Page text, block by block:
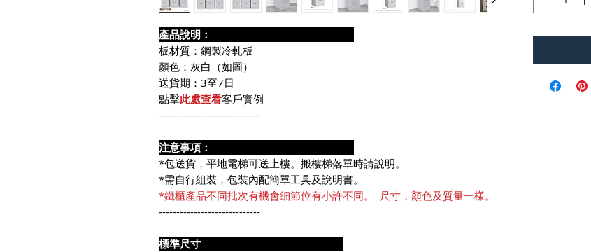
產品說明：
板材質：鋼製冷軋板
顏色：灰白（如圖）
送貨期：3至7日
點擊此處查看客戶實例
-----------------------------
注意事項：
*包送貨，平地電梯可送上樓。搬樓梯落單時請說明。
*需自行組裝，包裝內配簡單工具及說明書。
*鐵櫃產品不同批次有機會細節位有小許不同。 尺寸，顏色及質量一樣。
-----------------------------
標準尺寸